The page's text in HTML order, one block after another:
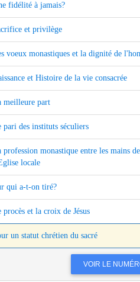
fidélité à jamais?
et privilège
voeux monastiques et la dignité de
et Histoire de la vie consacrée
meilleure part
pari des instituts séculiers
monastique entre les mains
locale
qui a-t-on tiré?
procès et la croix de Jésus
un statut chrétien du sacré
VOIR LE